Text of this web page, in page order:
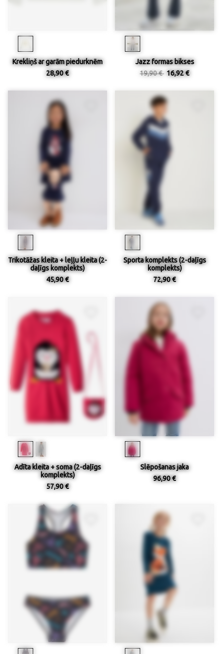
Krekliņš ar garām piedurknēm
28,90 €
Jazz formas bikses
19,90 € 16,92 €
Trikotāžas kleita + leļļu kleita (2-
daļīgs komplekts)
45,90 €
Sporta komplekts (2-daļīgs
komplekts)
72,90 €
Adīta kleita + soma (2-daļīgs
komplekts)
57,90 €
Slēpošanas jaka
96,90 €